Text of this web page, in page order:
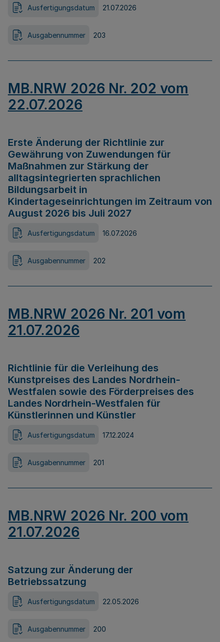
Ausfertigungsdatum 21.07.2026
Ausgabennummer 203
MB.NRW 2026 Nr. 202 vom
22.07.2026
Erste Änderung der Richtlinie zur
Gewährung von Zuwendungen für
Maßnahmen zur Stärkung der
alltagsintegrierten sprachlichen
Bildungsarbeit in
Kindertageseinrichtungen im Zeitraum von
August 2026 bis Juli 2027
Ausfertigungsdatum 16.07.2026
Ausgabennummer 202
MB.NRW 2026 Nr. 201 vom
21.07.2026
Richtlinie für die Verleihung des
Kunstpreises des Landes Nordrhein-
Westfalen sowie des Förderpreises des
Landes Nordrhein-Westfalen für
Künstlerinnen und Künstler
Ausfertigungsdatum 17.12.2024
Ausgabennummer 201
MB.NRW 2026 Nr. 200 vom
21.07.2026
Satzung zur Änderung der
Betriebssatzung
Ausfertigungsdatum 22.05.2026
Ausgabennummer 200